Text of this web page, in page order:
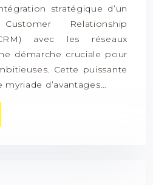
stratégique d’un
Relationship
avec les réseaux
démarche cruciale pour
Cette puissante
d’avantages…